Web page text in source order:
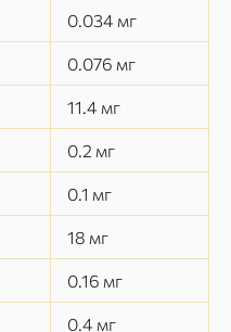
0.034 мг
0.076 мг
11.4 мг
0.2 мг
0.1 мг
18 мг
0.16 мг
0.4 мг